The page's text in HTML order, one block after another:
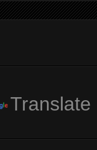
Translate